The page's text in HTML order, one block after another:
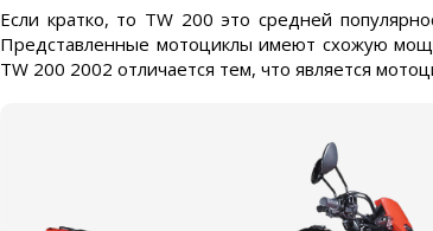
Если кратко, то TW 200 это средней
Представленные мотоциклы имеют схожую
TW 200 2002 отличается тем, что является